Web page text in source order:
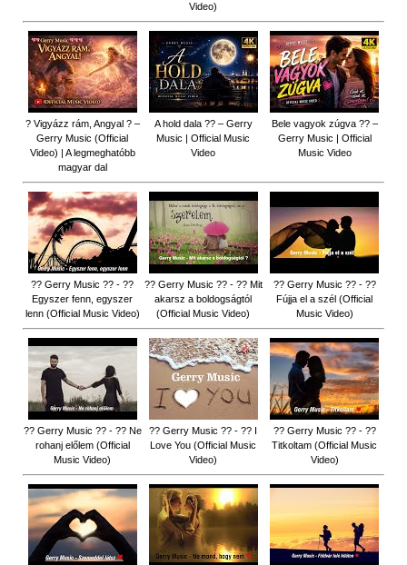
Video)
? Vigyázz rám, Angyal ? –
Gerry Music (Official
Video) | A legmeghatóbb
magyar dal
A hold dala ?? – Gerry
Music | Official Music
Video
Bele vagyok zúgva ?? –
Gerry Music | Official
Music Video
?? Gerry Music ?? - ??
Egyszer fenn, egyszer
lenn (Official Music Video)
?? Gerry Music ?? - ?? Mit
akarsz a boldogságtól
(Official Music Video)
?? Gerry Music ?? - ??
Fújja el a szél (Official
Music Video)
?? Gerry Music ?? - ?? Ne
rohanj előlem (Official
Music Video)
?? Gerry Music ?? - ?? I
Love You (Official Music
Video)
?? Gerry Music ?? - ??
Titkoltam (Official Music
Video)